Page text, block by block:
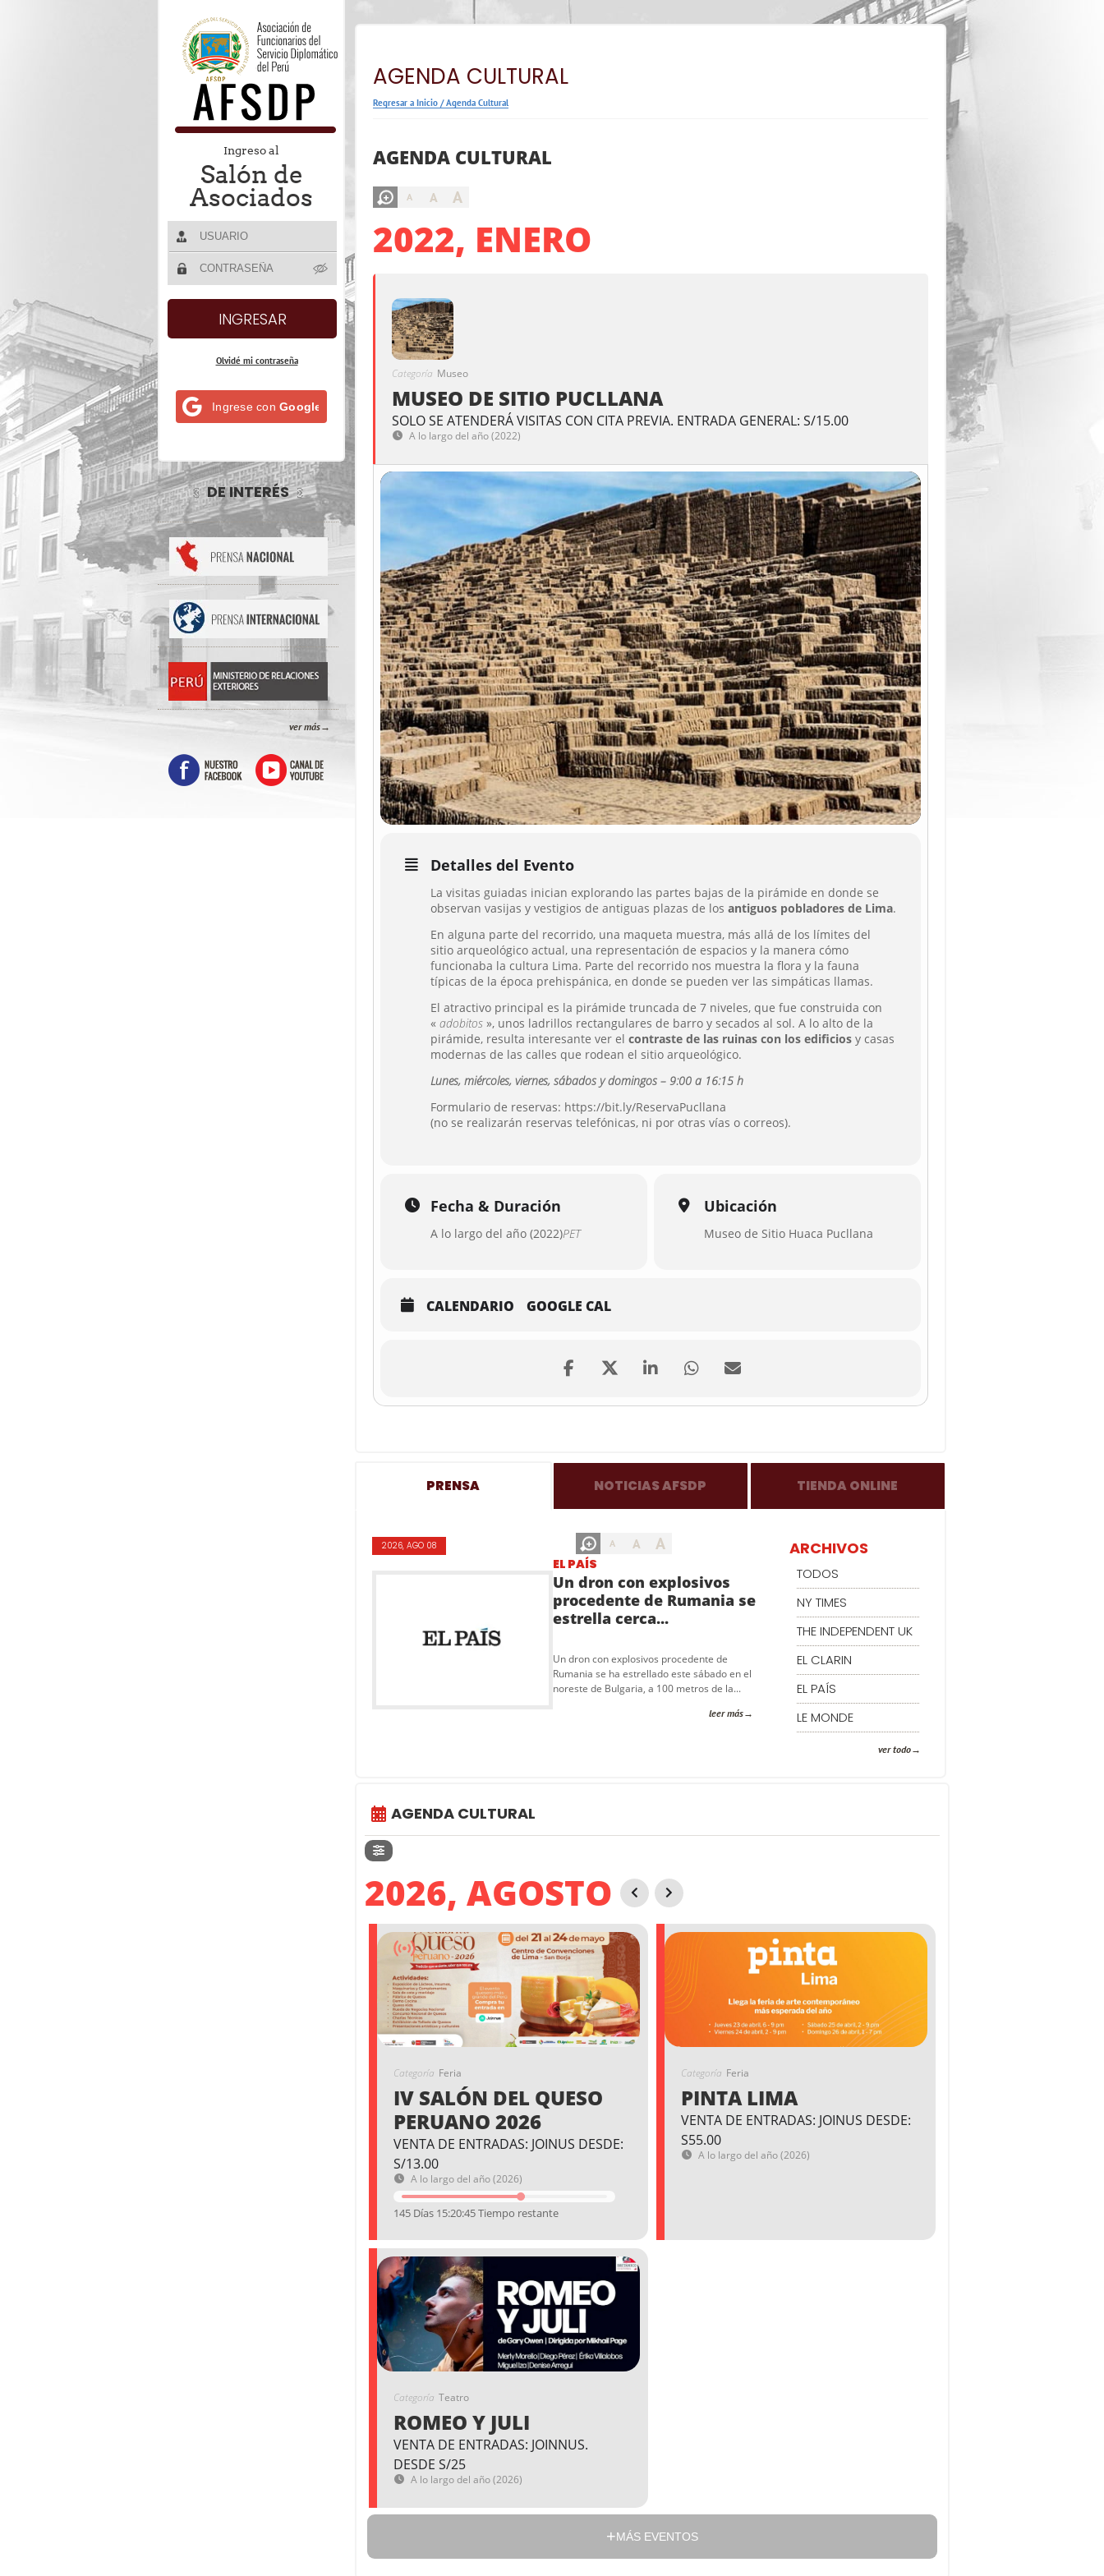
Ingreso al
Salón de
Asociados
Olvidé mi contraseña
Ingrese con Google
DE INTERÉS
ver más
AGENDA CULTURAL
Regresar a Inicio /Agenda Cultural
AGENDA CULTURAL
A A A
2022, ENERO
Categoría Museo
MUSEO DE SITIO PUCLLANA
SOLO SE ATENDERÁ VISITAS CON CITA PREVIA. ENTRADA GENERAL: S/15.00
A lo largo del año (2022)
Detalles del Evento
La visitas guiadas inician explorando las partes bajas de la pirámide en donde se
observan vasijas y vestigios de antiguas plazas de los antiguos pobladores de Lima.
En alguna parte del recorrido, una maqueta muestra, más allá de los límites del
sitio arqueológico actual, una representación de espacios y la manera cómo
funcionaba la cultura Lima. Parte del recorrido nos muestra la flora y la fauna
típicas de la época prehispánica, en donde se pueden ver las simpáticas llamas.
El atractivo principal es la pirámide truncada de 7 niveles, que fue construida con
« adobitos », unos ladrillos rectangulares de barro y secados al sol. A lo alto de la
pirámide, resulta interesante ver el contraste de las ruinas con los edificios y casas
modernas de las calles que rodean el sitio arqueológico.
Lunes, miércoles, viernes, sábados y domingos – 9:00 a 16:15 h
Formulario de reservas: https://bit.ly/ReservaPucllana
(no se realizarán reservas telefónicas, ni por otras vías o correos).
Fecha & Duración
A lo largo del año (2022)PET
Ubicación
Museo de Sitio Huaca Pucllana
CALENDARIO GOOGLE CAL
PRENSA NOTICIAS AFSDP TIENDA ONLINE
A A A
2026, AGO 08
EL PAÍS
Un dron con explosivos
procedente de Rumania se
estrella cerca...
Un dron con explosivos procedente de
Rumania se ha estrellado este sábado en el
noreste de Bulgaria, a 100 metros de la...
leer más
ARCHIVOS
TODOS
NY TIMES
THE INDEPENDENT UK
EL CLARIN
EL PAÍS
LE MONDE
ver todo
AGENDA CULTURAL
2026, AGOSTO
Categoría Feria
IV SALÓN DEL QUESO
PERUANO 2026
VENTA DE ENTRADAS: JOINUS DESDE:
S/13.00
A lo largo del año (2026)
145 Días 15:20:44 Tiempo restante
Categoría Feria
PINTA LIMA
VENTA DE ENTRADAS: JOINUS DESDE:
S55.00
A lo largo del año (2026)
Categoría Teatro
ROMEO Y JULI
VENTA DE ENTRADAS: JOINNUS.
DESDE S/25
A lo largo del año (2026)
MÁS EVENTOS